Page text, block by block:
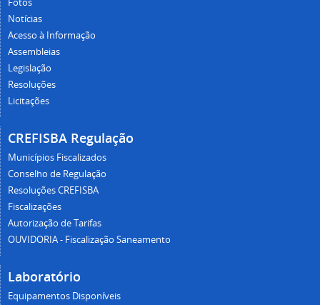
Fotos
Notícias
Acesso à Informação
Assembleias
Legislação
Resoluções
Licitações
CREFISBA Regulação
Municípios Fiscalizados
Conselho de Regulação
Resoluções CREFISBA
Fiscalizações
Autorização de Tarifas
OUVIDORIA - Fiscalização Saneamento
Laboratório
Equipamentos Disponíveis